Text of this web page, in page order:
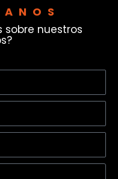
sobre nuestros